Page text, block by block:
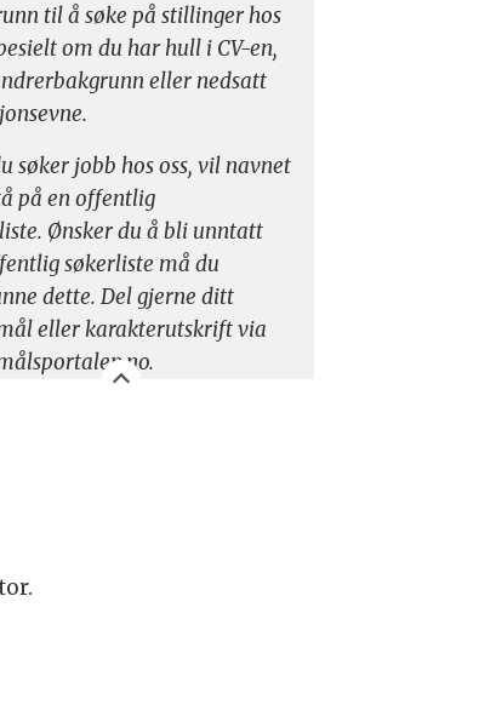
til å søke på stillinger hos
om du har hull i CV-en,
eller nedsatt
søker jobb hos oss, vil navnet
på en offentlig
Ønsker du å bli unntatt
søkerliste må du
dette. Del gjerne ditt
eller karakterutskrift via